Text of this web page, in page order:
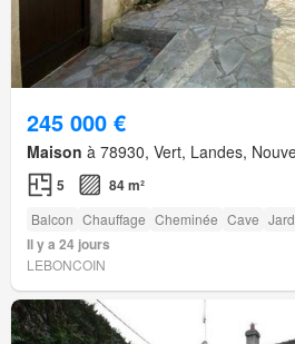
245 000 €
Maison à 78930, Vert, Landes,
5 84 m²
Balcon Chauffage Cheminée Cave
Il y a 24 jours
LEBONCOIN